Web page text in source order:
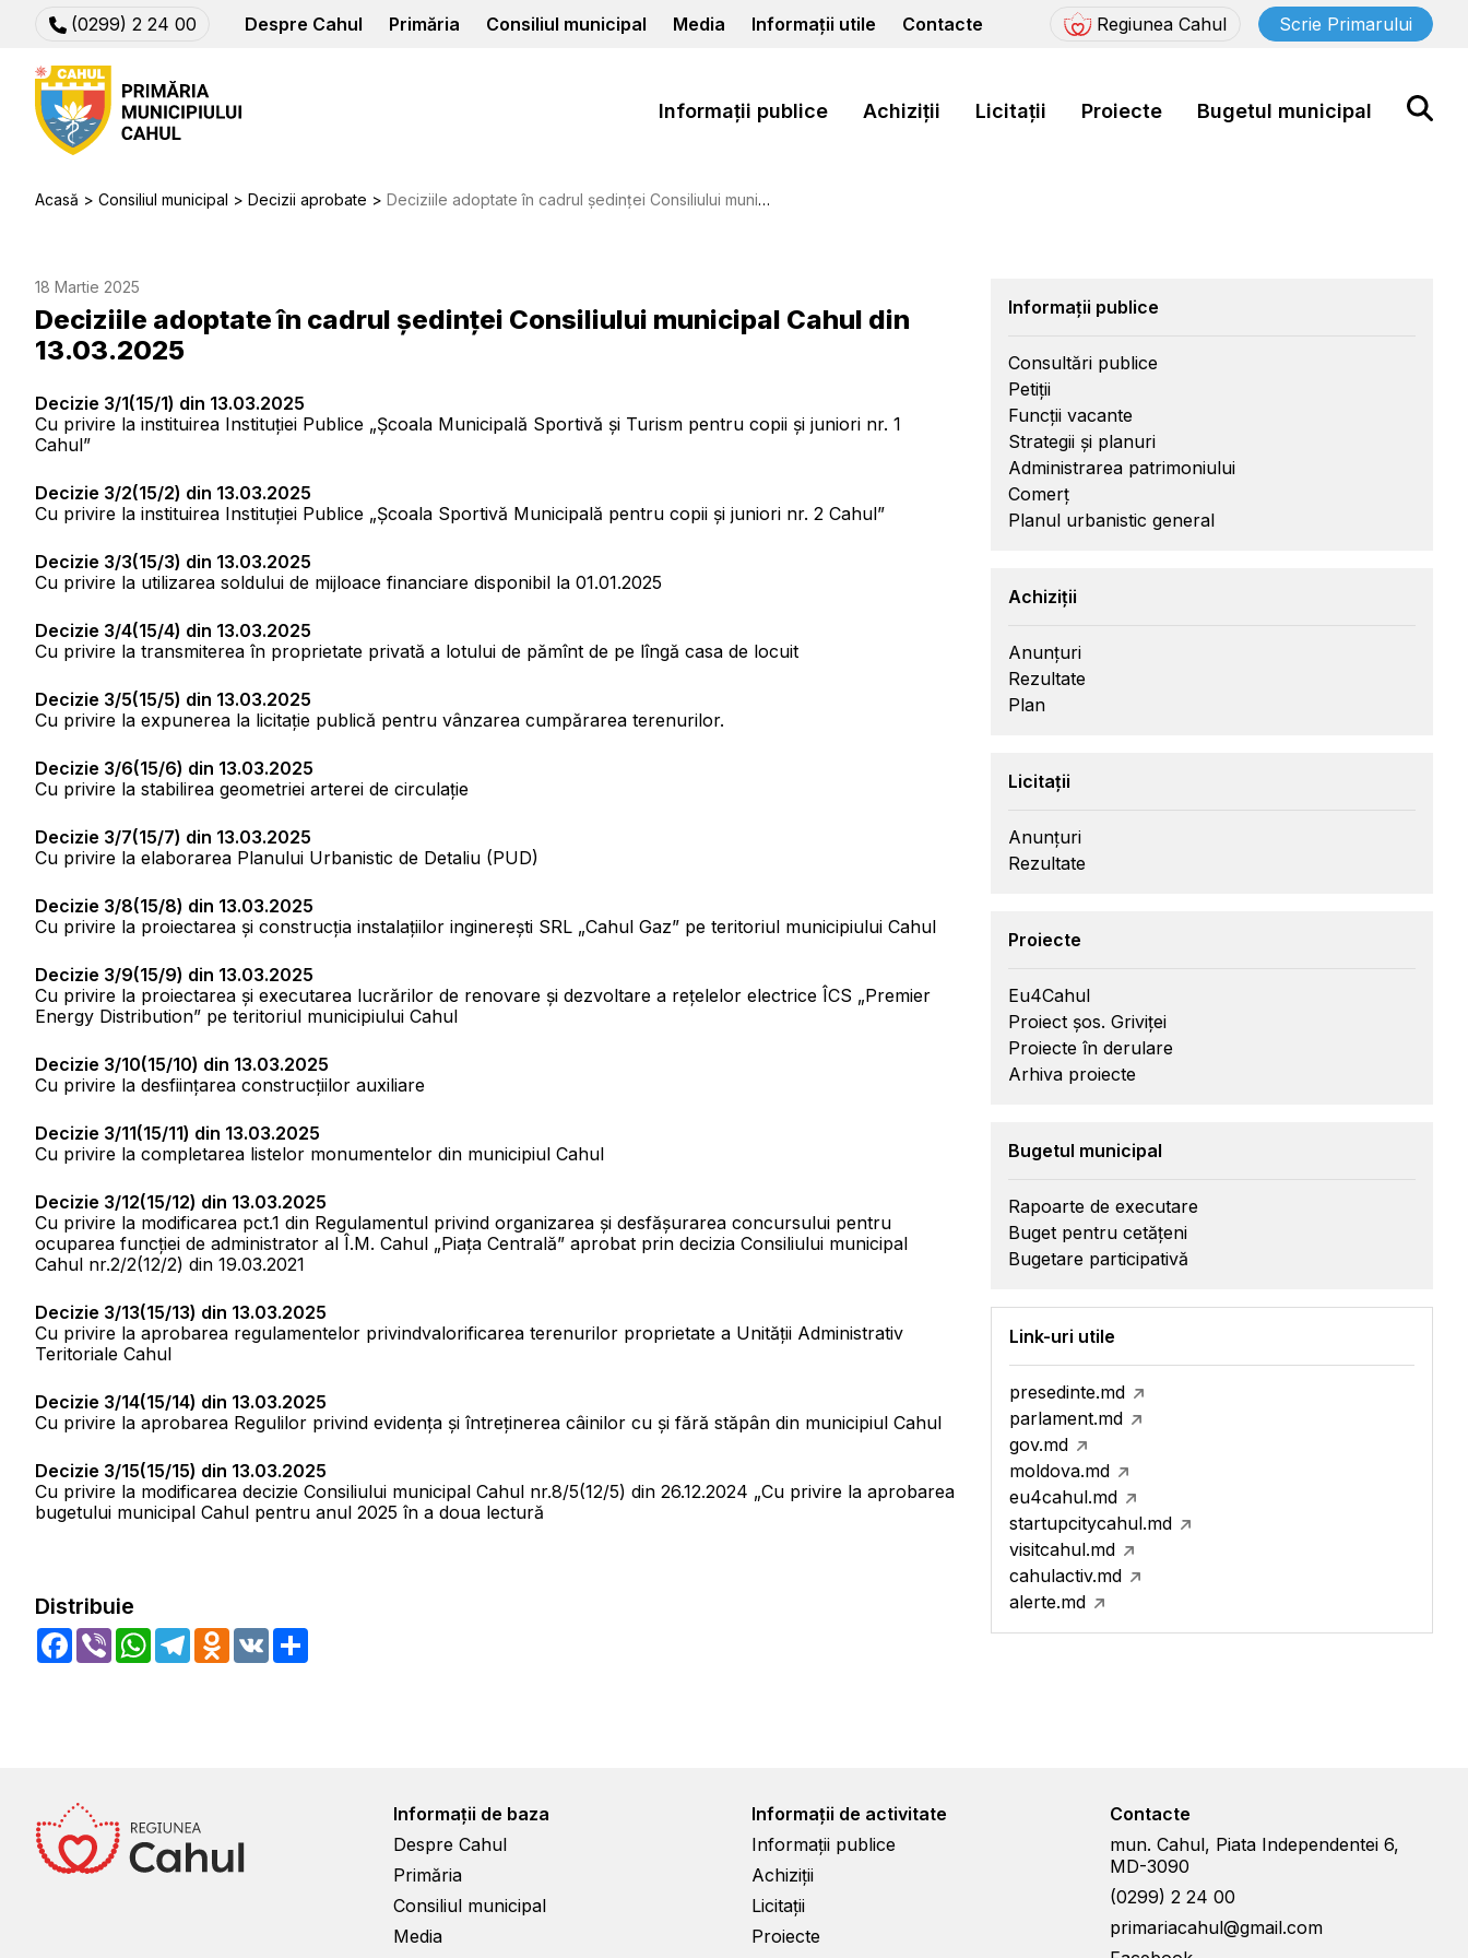
(0299) 2 24 00 Despre Cahul Primăria Consiliul municipal Media Informații utile Contacte Regiunea Cahul Scrie Primarului
Informații publice Achiziții Licitații Proiecte Bugetul municipal
Acasă Consiliul municipal Decizii aprobate Deciziile adoptate în cadrul ședinței Consiliului municipal Cahul din 13.03.2025
18 Martie 2025
Deciziile adoptate în cadrul ședinței Consiliului municipal Cahul din
13.03.2025
Decizie 3/1(15/1) din 13.03.2025
Cu privire la instituirea Instituției Publice „Școala Municipală Sportivă și Turism pentru copii și juniori nr. 1
Cahul”
Decizie 3/2(15/2) din 13.03.2025
Cu privire la instituirea Instituției Publice „Școala Sportivă Municipală pentru copii și juniori nr. 2 Cahul”
Decizie 3/3(15/3) din 13.03.2025
Cu privire la utilizarea soldului de mijloace financiare disponibil la 01.01.2025
Decizie 3/4(15/4) din 13.03.2025
Cu privire la transmiterea în proprietate privată a lotului de pămînt de pe lîngă casa de locuit
Decizie 3/5(15/5) din 13.03.2025
Cu privire la expunerea la licitație publică pentru vânzarea cumpărarea terenurilor.
Decizie 3/6(15/6) din 13.03.2025
Cu privire la stabilirea geometriei arterei de circulație
Decizie 3/7(15/7) din 13.03.2025
Cu privire la elaborarea Planului Urbanistic de Detaliu (PUD)
Decizie 3/8(15/8) din 13.03.2025
Cu privire la proiectarea și construcția instalațiilor inginerești SRL „Cahul Gaz” pe teritoriul municipiului Cahul
Decizie 3/9(15/9) din 13.03.2025
Cu privire la proiectarea şi executarea lucrărilor de renovare și dezvoltare a rețelelor electrice ÎCS „Premier
Energy Distribution” pe teritoriul municipiului Cahul
Decizie 3/10(15/10) din 13.03.2025
Cu privire la desființarea construcțiilor auxiliare
Decizie 3/11(15/11) din 13.03.2025
Cu privire la completarea listelor monumentelor din municipiul Cahul
Decizie 3/12(15/12) din 13.03.2025
Cu privire la modificarea pct.1 din Regulamentul privind organizarea și desfășurarea concursului pentru
ocuparea funcției de administrator al Î.M. Cahul „Piața Centrală” aprobat prin decizia Consiliului municipal
Cahul nr.2/2(12/2) din 19.03.2021
Decizie 3/13(15/13) din 13.03.2025
Cu privire la aprobarea regulamentelor privindvalorificarea terenurilor proprietate a Unității Administrativ
Teritoriale Cahul
Decizie 3/14(15/14) din 13.03.2025
Cu privire la aprobarea Regulilor privind evidența și întreținerea câinilor cu și fără stăpân din municipiul Cahul
Decizie 3/15(15/15) din 13.03.2025
Cu privire la modificarea decizie Consiliului municipal Cahul nr.8/5(12/5) din 26.12.2024 „Cu privire la aprobarea
bugetului municipal Cahul pentru anul 2025 în a doua lectură
Distribuie
Facebook
Viber WhatsApp
TelegramOdnoklassniki
VK
Informații publice
Consultări publice
Petiții
Funcții vacante
Strategii și planuri
Administrarea patrimoniului
Comerț
Planul urbanistic general
Achiziții
Anunțuri
Rezultate
Plan
Licitații
Anunțuri
Rezultate
Proiecte
Eu4Cahul
Proiect șos. Griviței
Proiecte în derulare
Arhiva proiecte
Bugetul municipal
Rapoarte de executare
Buget pentru cetățeni
Bugetare participativă
Link-uri utile
presedinte.md
parlament.md
gov.md
moldova.md
eu4cahul.md
startupcitycahul.md
visitcahul.md
cahulactiv.md
alerte.md
Informații de baza
Despre Cahul
Primăria
Consiliul municipal
Media
Informații de activitate
Informații publice
Achiziții
Licitații
Proiecte
Contacte
mun. Cahul, Piata Independentei 6,
MD-3090
(0299) 2 24 00
primariacahul@gmail.com